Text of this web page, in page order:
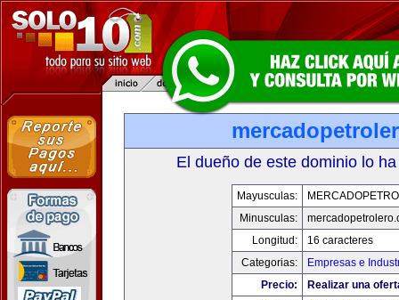
El dueño de este dominio lo
Mayusculas:
Minusculas:
Longitud:
16 caracteres
Categorias:
Empresas e
Precio:
Realizar una